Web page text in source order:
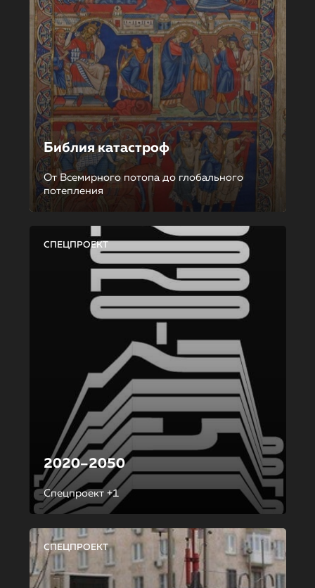
Библия катастроф
От Всемирного потопа до глобального
потепления
СПЕЦПРОЕКТ
2020–2050
Спецпроект +1
СПЕЦПРОЕКТ